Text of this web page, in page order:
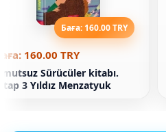
Баға: 160.00 TRY
160.00 TRY
Sürücüler kitabı.
3 Yıldız Menzatyuk